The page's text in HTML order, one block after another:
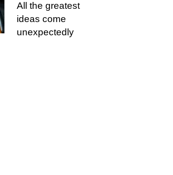
All the greatest
ideas come
unexpectedly